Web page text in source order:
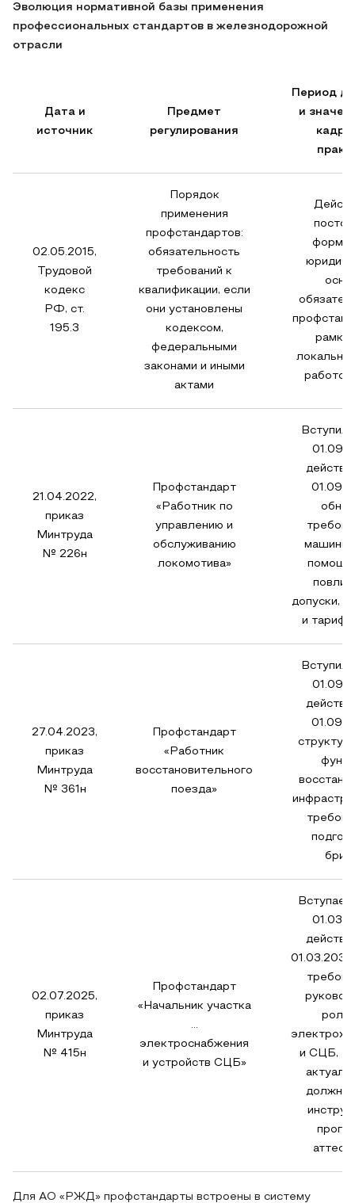
Эволюция нормативной базы применения
профессиональных стандартов в железнодорожной
отрасли
Дата и
источник
Предмет
регулирования
Период
и
02.05.2015,
Трудовой
кодекс
РФ, ст.
195.3
Порядок
применения
профстандартов:
обязательность
требований к
квалификации, если
они установлены
кодексом,
федеральными
законами и иными
актами
рамки
21.04.2022,
приказ
Минтруда
№ 226н
Профстандарт
«Работник по
управлению и
обслуживанию
локомотива»
Вступил
допуски,
и
27.04.2023,
приказ
Минтруда
№ 361н
Профстандарт
«Работник
восстановительного
поезда»
Вступил
02.07.2025,
приказ
Минтруда
№ 415н
Профстандарт
«Начальник участка
…
электроснабжения
и устройств СЦБ»
Вступает
и СЦБ,
Для АО «РЖД» профстандарты встроены в систему